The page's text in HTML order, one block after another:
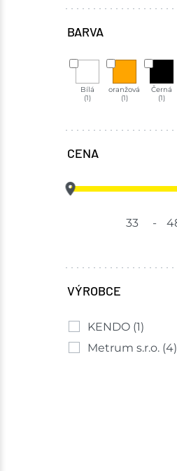
BARVA
Bílá
(1)
oranžová
(1)
Černá
(1)
CENA
-
VÝROBCE
KENDO (1)
Metrum s.r.o. (4)